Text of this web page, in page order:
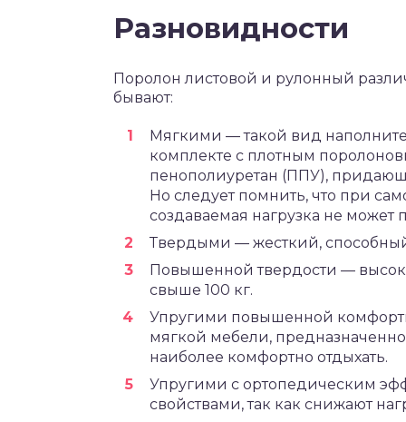
Разновидности
Поролон листовой и рулонный
бывают:
Мягкими — такой вид
комплекте с плотным
пенополиуретан (ППУ),
Но следует помнить, что при
создаваемая нагрузка не может
Твердыми — жесткий,
Повышенной твердости —
свыше 100 кг.
Упругими повышенной
мягкой мебели,
наиболее комфортно отдыхать.
Упругими с ортопедическим
свойствами, так как снижают